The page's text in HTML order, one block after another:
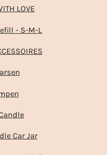
LOVE
- S-M-L
Car Jar